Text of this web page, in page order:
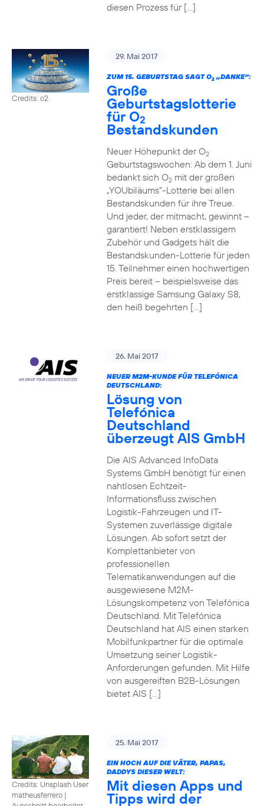
diesen Prozess für […]
Credits: o2
29. Mai 2017
ZUM 15. GEBURTSTAG SAGT O2„DANKE“:
Große
Geburtstagslotterie
für O2
Bestandskunden
Neuer Höhepunkt der O2
Geburtstagswochen: Ab dem 1. Juni
bedankt sich O2mit der großen
„YOUbiläums“-Lotterie bei allen
Bestandskunden für ihre Treue.
Und jeder, der mitmacht, gewinnt –
garantiert! Neben erstklassigem
Zubehör und Gadgets hält die
Bestandskunden-Lotterie für jeden
15. Teilnehmer einen hochwertigen
Preis bereit – beispielsweise das
erstklassige Samsung Galaxy S8,
den heiß begehrten […]
26. Mai 2017
NEUER M2M-KUNDE FÜR TELEFÓNICA
DEUTSCHLAND:
Lösung von
Telefónica
Deutschland
überzeugt AIS GmbH
Die AIS Advanced InfoData
Systems GmbH benötigt für einen
nahtlosen Echtzeit-
Informationsfluss zwischen
Logistik-Fahrzeugen und IT-
Systemen zuverlässige digitale
Lösungen. Ab sofort setzt der
Komplettanbieter von
professionellen
Telematikanwendungen auf die
ausgewiesene M2M-
Lösungskompetenz von Telefónica
Deutschland. Mit Telefónica
Deutschland hat AIS einen starken
Mobilfunkpartner für die optimale
Umsetzung seiner Logistik-
Anforderungen gefunden. Mit Hilfe
von ausgereiften B2B-Lösungen
bietet AIS […]
Credits: Unsplash User
matheusferrero |
25. Mai 2017
EIN HOCH AUF DIE VÄTER, PAPAS,
DADDYS DIESER WELT:
Mit diesen Apps und
Tipps wird der